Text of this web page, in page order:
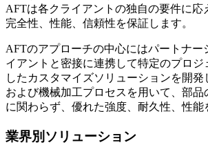
AFTは各クライアントの独自の要件に応
完全性、性能、信頼性を保証します。
AFTのアプローチの中心にはパートナー
イアントと密接に連携して特定のプロ
したカスタマイズソリューションを開
および機械加工プロセスを用いて、部品
に関わらず、優れた強度、耐久性、性能
業界別ソリューション